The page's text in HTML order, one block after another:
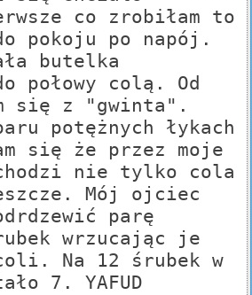
co zrobiłam to
pokoju po napój.
butelka
połowy colą. Od
się z "gwinta".
potężnych łykach
się że przez moje
nie tylko cola
Mój ojciec
parę
wrzucając je
Na 12 śrubek w
7. YAFUD